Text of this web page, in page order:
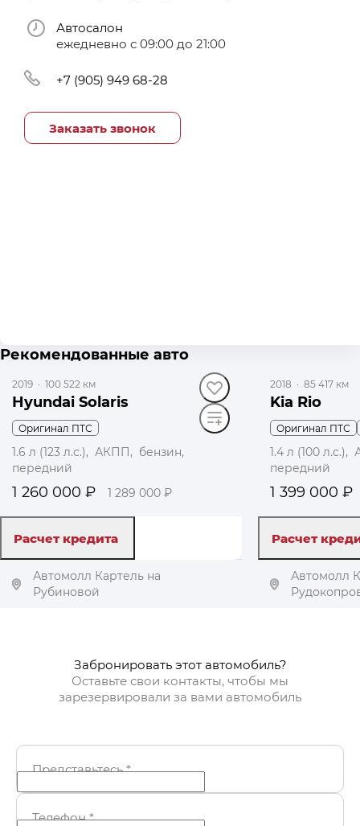
Автосалон
ежедневно с 09:00 до 21:00
+7 (905) 949 68-28
Заказать звонок
Рекомендованные авто
2019 · 100 522 км
Hyundai Solaris
Оригинал ПТС
1.6 л (123 л.с.), АКПП, бензин,
передний
1 260 000 ₽ 1 289 000 ₽
Расчет кредита
Автомолл Картель на
Рубиновой
2018 · 85 417 км
Kia Rio
Оригинал ПТС
1.4 л (100
передний
1 399 000 ₽
Расчет
Автомолл
Забронировать этот автомобиль?
Оставьте свои контакты, чтобы мы
зарезервировали за вами автомобиль
Представьтесь*
Телефон*